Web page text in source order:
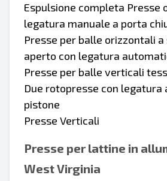
Espulsione completa Presse
legatura manuale a porta
Presse per balle orizzontali
aperto con legatura
Presse per balle verticali
Due rotopresse con
pistone
Presse Verticali
Presse per lattine in
West Virginia